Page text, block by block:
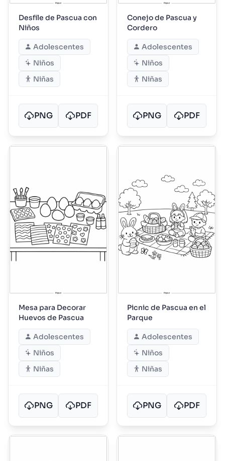
Desfile de Pascua con
Niños
Adolescentes
Niños
Niñas
PNG PDF
Conejo de Pascua y
Cordero
Adolescentes
Niños
Niñas
PNG PDF
Mesa para Decorar
Huevos de Pascua
Adolescentes
Niños
Niñas
PNG PDF
Picnic de Pascua en el
Parque
Adolescentes
Niños
Niñas
PNG PDF